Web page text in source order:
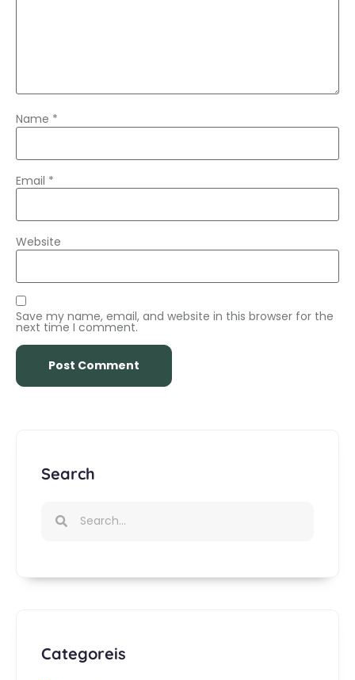
Name *
Email *
Website
Save my name, email, and website in this browser for the
next time I comment.
Search
Categoreis